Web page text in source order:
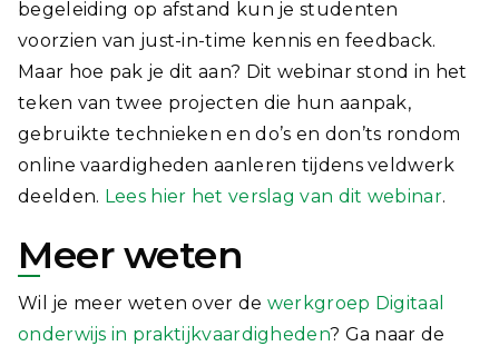
begeleiding op afstand kun je studenten
voorzien van just-in-time kennis en feedback.
Maar hoe pak je dit aan? Dit webinar stond in het
teken van twee projecten die hun aanpak,
gebruikte technieken en do’s en don’ts rondom
online vaardigheden aanleren tijdens veldwerk
deelden. Lees hier het verslag van dit webinar.
Meer weten
Wil je meer weten over de werkgroep Digitaal
onderwijs in praktijkvaardigheden? Ga naar de